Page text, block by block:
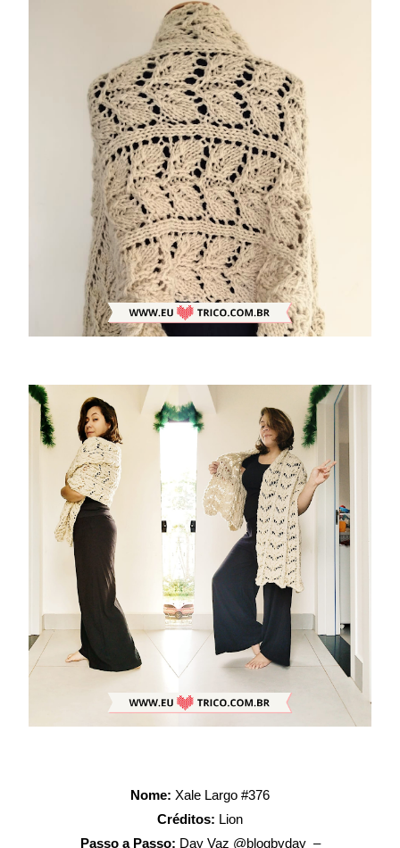
Nome: Xale Largo #376
Créditos: Lion
Passo a Passo: Day Vaz @blogbyday –